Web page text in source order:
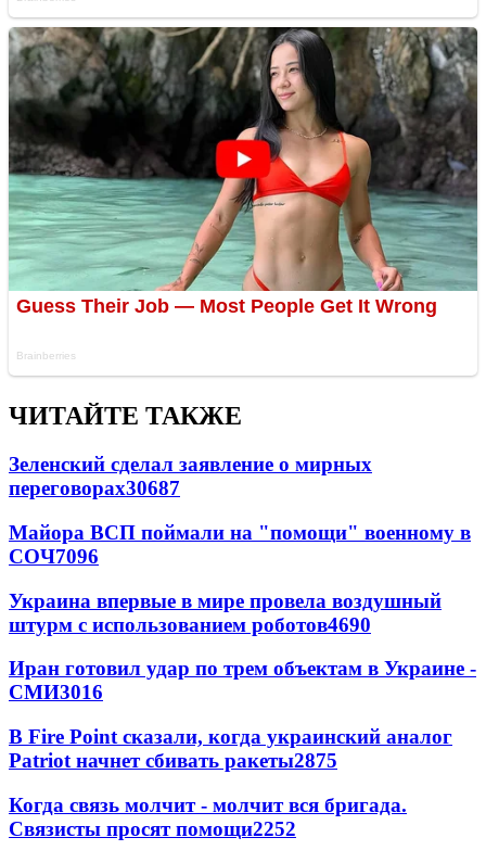
ЧИТАЙТЕ ТАКЖЕ
Зеленский сделал заявление о мирных
переговорах30687
Майора ВСП поймали на "помощи" военному в
СОЧ7096
Украина впервые в мире провела воздушный
штурм с использованием роботов4690
Иран готовил удар по трем объектам в Украине -
СМИ3016
В Fire Point сказали, когда украинский аналог
Patriot начнет сбивать ракеты2875
Когда связь молчит - молчит вся бригада.
Связисты просят помощи2252